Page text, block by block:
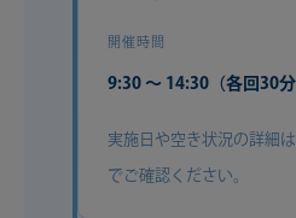
開催時間
9:30 〜 14:30（各回30分
実施日や空き状況の詳細
でご確認ください。